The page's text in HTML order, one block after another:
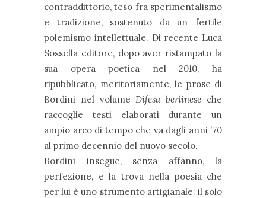
contraddittorio, teso fra sperimentalismo
e tradizione, sostenuto da un fertile
polemismo intellettuale. Di recente Luca
Sossella editore, dopo aver ristampato la
sua opera poetica nel 2010, ha
ripubblicato, meritoriamente, le prose di
Bordini nel volumeDifesa berlinese che
raccoglie testi elaborati durante un
ampio arco di tempo che va dagli anni ’70
al primo decennio del nuovo secolo.
Bordini insegue, senza affanno, la
perfezione, e la trova nella poesia che
per lui è uno strumento artigianale: il solo